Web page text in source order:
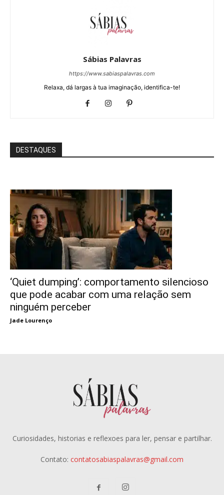
Sábias Palavras
https://www.sabiaspalavras.com
Relaxa, dá largas à tua imaginação, identifica-te!
DESTAQUES
‘Quiet dumping’: comportamento silencioso
que pode acabar com uma relação sem
ninguém perceber
Jade Lourenço
Curiosidades, historias e reflexoes para ler, pensar e partilhar.
Contato: contatosabiaspalavras@gmail.com